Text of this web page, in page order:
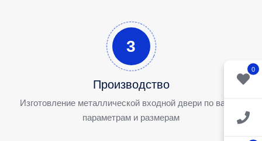
0
3
Производство
Изготовление металлической входной двери по вашим
параметрам и размерам